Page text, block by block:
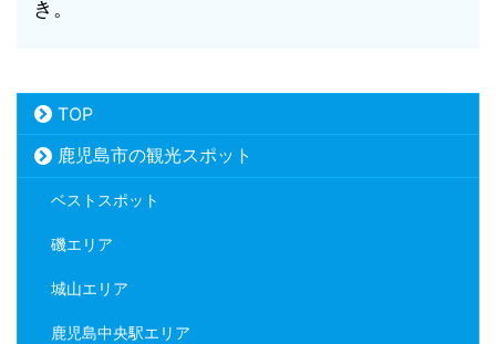
き。
TOP
鹿児島市の観光スポット
ベストスポット
磯エリア
城山エリア
鹿児島中央駅エリア